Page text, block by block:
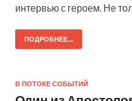
интервью с героем. Не
ПОДРОБНЕЕ...
В ПОТОКЕ СОБЫТИЙ